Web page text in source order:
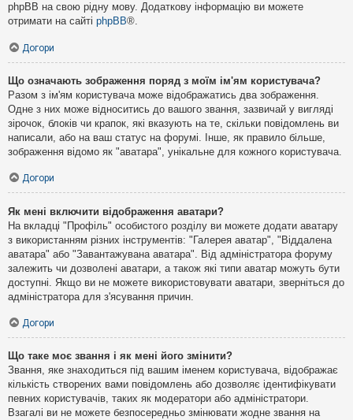
phpBB на свою рідну мову. Додаткову інформацію ви можете
отримати на сайті phpBB®.
Догори
Що означають зображення поряд з моїм ім'ям користувача?
Разом з ім'ям користувача може відображатись два зображення.
Одне з них може відноситись до вашого звання, зазвичай у вигляді
зірочок, блоків чи крапок, які вказують на те, скільки повідомлень ви
написали, або на ваш статус на форумі. Інше, як правило більше,
зображення відомо як "аватара", унікальне для кожного користувача.
Догори
Як мені включити відображення аватари?
На вкладці "Профіль" особистого розділу ви можете додати аватару
з використанням різних інструментів: "Галерея аватар", "Віддалена
аватара" або "Завантажувана аватара". Від адміністратора форуму
залежить чи дозволені аватари, а також які типи аватар можуть бути
доступні. Якщо ви не можете використовувати аватари, зверніться до
адміністратора для з'ясування причин.
Догори
Що таке моє звання і як мені його змінити?
Звання, яке знаходиться під вашим іменем користувача, відображає
кількість створених вами повідомлень або дозволяє ідентифікувати
певних користувачів, таких як модератори або адміністратори.
Взагалі ви не можете безпосередньо змінювати жодне звання на